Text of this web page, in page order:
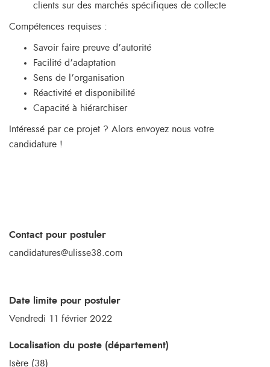
clients sur des marchés spécifiques de collecte
Compétences requises :
Savoir faire preuve d’autorité
Facilité d’adaptation
Sens de l’organisation
Réactivité et disponibilité
Capacité à hiérarchiser
Intéressé par ce projet ? Alors envoyez nous votre
candidature !
Contact pour postuler
candidatures@ulisse38.com
Date limite pour postuler
Vendredi 11 février 2022
Localisation du poste (département)
Isère (38)